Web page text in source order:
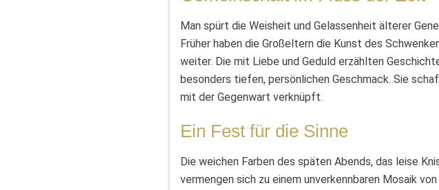
Man spürt die Weisheit und Gelassenheit älterer
Früher haben die Großeltern die Kunst des
weiter. Die mit Liebe und Geduld erzählten
besonders tiefen, persönlichen Geschmack. Sie
mit der Gegenwart verknüpft.
Ein Fest für die Sinne
Die weichen Farben des späten Abends, das leise
vermengen sich zu einem unverkennbaren Mosaik